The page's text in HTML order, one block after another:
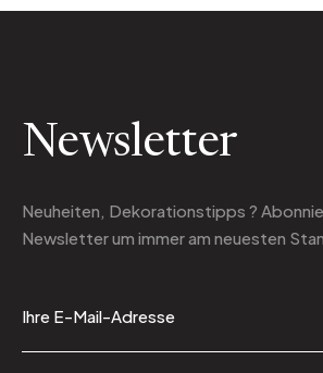
Newsletter
Neuheiten, Dekorationstipps ?
Newsletterum immer am neuesten